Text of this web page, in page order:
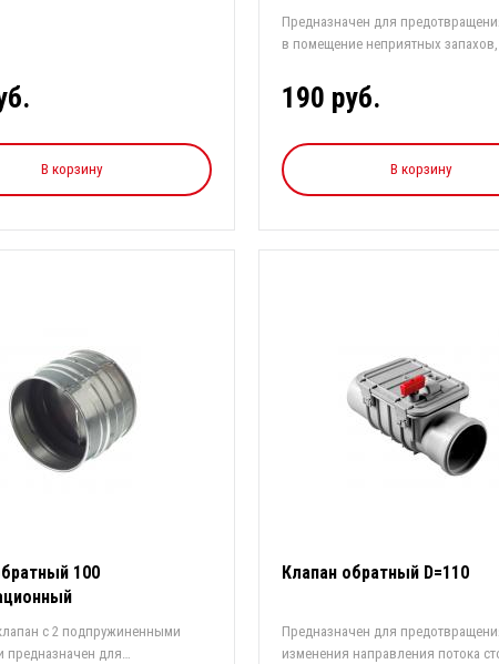
В корзину
Предназначен для
в помещение неприятных запахов,
190 руб.
В корзину
100
с 2 подпружиненными
предназначен для
Клапан обратный D=110
Предназначен для
изменения направления потока